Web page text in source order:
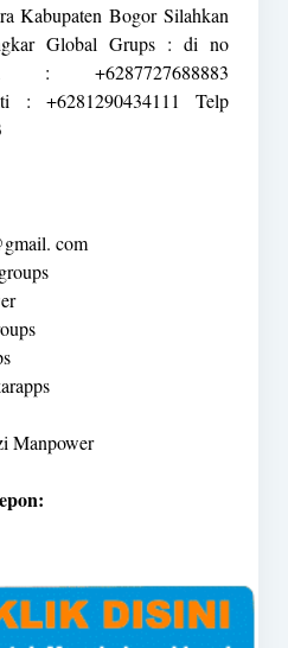
Kabupaten Bogor Silahkan
Global Grups : di no
: +6287727688883
: +6281290434111 Telp
com
Manpower